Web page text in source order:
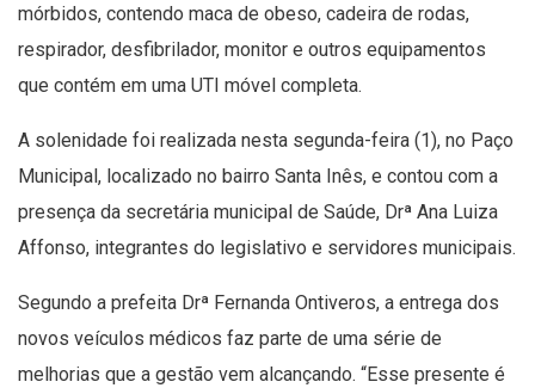
mórbidos, contendo maca de obeso, cadeira de rodas,
respirador, desfibrilador, monitor e outros equipamentos
que contém em uma UTI móvel completa.
A solenidade foi realizada nesta segunda-feira (1), no Paço
Municipal, localizado no bairro Santa Inês, e contou com a
presença da secretária municipal de Saúde, Drª Ana Luiza
Affonso, integrantes do legislativo e servidores municipais.
Segundo a prefeita Drª Fernanda Ontiveros, a entrega dos
novos veículos médicos faz parte de uma série de
melhorias que a gestão vem alcançando. “Esse presente é